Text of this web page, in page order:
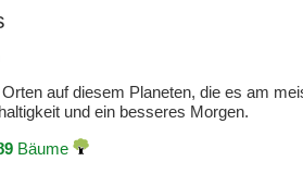
auf diesem Planeten, die es am
und ein besseres Morgen.
Bäume